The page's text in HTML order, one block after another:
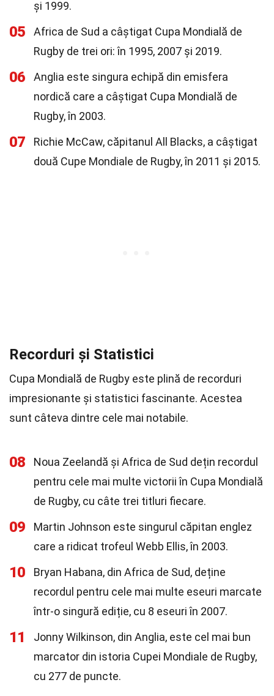
și 1999.
05
Africa de Sud a câștigat Cupa Mondială de
Rugby de trei ori: în 1995, 2007 și 2019.
06
Anglia este singura echipă din emisfera
nordică care a câștigat Cupa Mondială de
Rugby, în 2003.
07
Richie McCaw, căpitanul All Blacks, a câștigat
două Cupe Mondiale de Rugby, în 2011 și 2015.
Recorduri și Statistici
Cupa Mondială de Rugby este plină de recorduri
impresionante și statistici fascinante. Acestea
sunt câteva dintre cele mai notabile.
08
Noua Zeelandă și Africa de Sud dețin recordul
pentru cele mai multe victorii în Cupa Mondială
de Rugby, cu câte trei titluri fiecare.
09
Martin Johnson este singurul căpitan englez
care a ridicat trofeul Webb Ellis, în 2003.
10
Bryan Habana, din Africa de Sud, deține
recordul pentru cele mai multe eseuri marcate
într-o singură ediție, cu 8 eseuri în 2007.
11
Jonny Wilkinson, din Anglia, este cel mai bun
marcator din istoria Cupei Mondiale de Rugby,
cu 277 de puncte.